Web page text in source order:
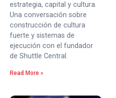
estrategia, capital y cultura.
Una conversación sobre
construcción de cultura
fuerte y sistemas de
ejecución con el fundador
de Shuttle Central.
Read More »